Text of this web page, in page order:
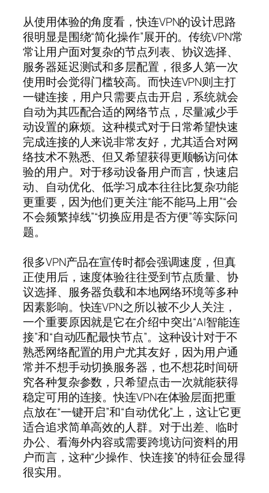
从使用体验的角度看，快连VPN的设计思路
很明显是围绕“简化操作”展开的。传统VPN常
常让用户面对复杂的节点列表、协议选择、
服务器延迟测试和多层配置，很多人第一次
使用时会觉得门槛较高。而快连VPN则主打
一键连接，用户只需要点击开启，系统就会
自动为其匹配合适的网络节点，尽量减少手
动设置的麻烦。这种模式对于日常希望快速
完成连接的人来说非常友好，尤其适合对网
络技术不熟悉、但又希望获得更顺畅访问体
验的用户。对于移动设备用户而言，快速启
动、自动优化、低学习成本往往比复杂功能
更重要，因为他们更关注“能不能马上用”“会
不会频繁掉线”“切换应用是否方便”等实际问
题。
很多VPN产品在宣传时都会强调速度，但真
正使用后，速度体验往往受到节点质量、协
议选择、服务器负载和本地网络环境等多种
因素影响。快连VPN之所以被不少人关注，
一个重要原因就是它在介绍中突出“AI智能连
接”和“自动匹配最快节点”。这种设计对于不
熟悉网络配置的用户尤其友好，因为用户通
常并不想手动切换服务器，也不想花时间研
究各种复杂参数，只希望点击一次就能获得
稳定可用的连接。快连VPN在体验层面把重
点放在“一键开启”和“自动优化”上，这让它更
适合追求简单高效的人群。对于出差、临时
办公、看海外内容或需要跨境访问资料的用
户而言，这种“少操作、快连接”的特征会显得
很实用。